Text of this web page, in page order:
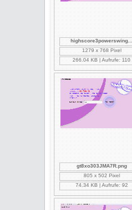
highscore3powerswing...
1279 x 768 Pixel
266.04 KB | Aufrufe: 110
gt8xo303JMA7R.png
805 x 502 Pixel
74.34 KB | Aufrufe: 92